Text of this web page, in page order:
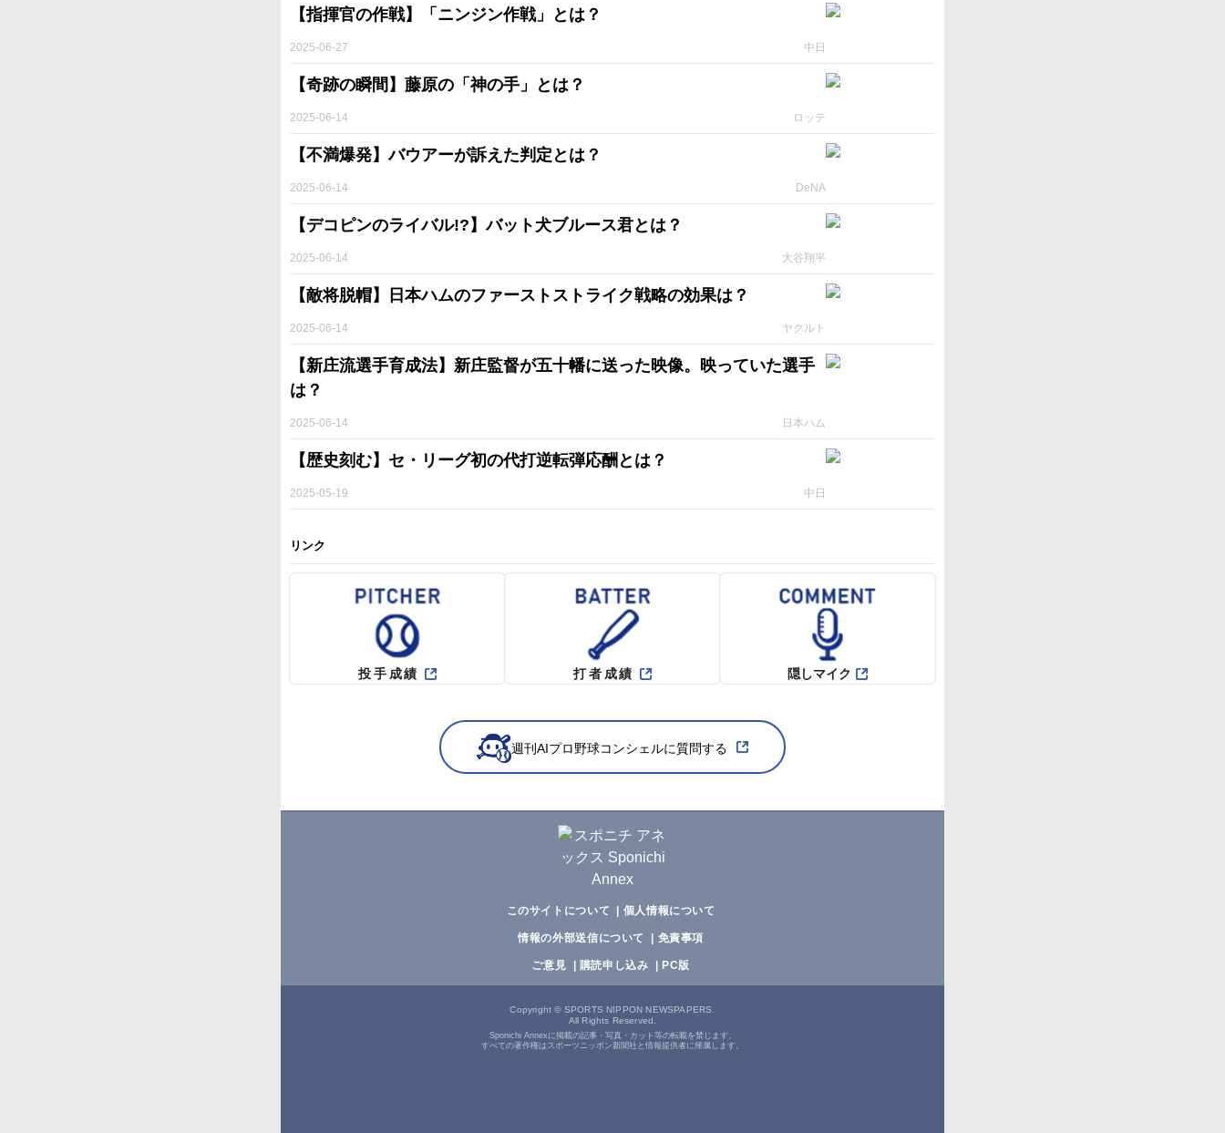
【指揮官の作戦】「ニンジン作戦」とは？
中日
2025-06-27
【奇跡の瞬間】藤原の「神の手」とは？
ロッテ
2025-06-14
【不満爆発】バウアーが訴えた判定とは？
DeNA
2025-06-14
【デコピンのライバル!?】バット犬ブルース君とは？
大谷翔平
2025-06-14
【敵将脱帽】日本ハムのファーストストライク戦略の効果は？
ヤクルト
2025-06-14
【新庄流選手育成法】新庄監督が五十幡に送った映像。映っていた選手
は？
日本ハム
2025-06-14
【歴史刻む】セ・リーグ初の代打逆転弾応酬とは？
中日
2025-05-19
リンク
投手成績 打者成績 隠しマイク
週刊AIプロ野球コンシェルに質問する
このサイトについて 個人情報について
情報の外部送信について 免責事項
ご意見 購読申し込み PC版
Copyright© SPORTS NIPPON NEWSPAPERS.
All Rights Reserved.
Sponichi Annexに掲載の記事・写真・カット等の転載を禁じます。
すべての著作権はスポーツニッポン新聞社と情報提供者に帰属します。